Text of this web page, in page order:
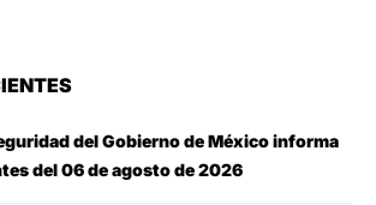
del Gobierno de México informa
del 06 de agosto de 2026